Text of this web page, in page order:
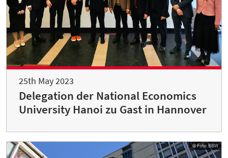
25th May 2023
Delegation der National Economics
University Hanoi zu Gast in Hannover
© Foto: BBW